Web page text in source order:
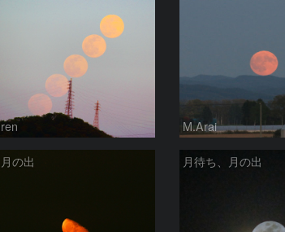
ren M.Arai
月の出 月待ち、月の出